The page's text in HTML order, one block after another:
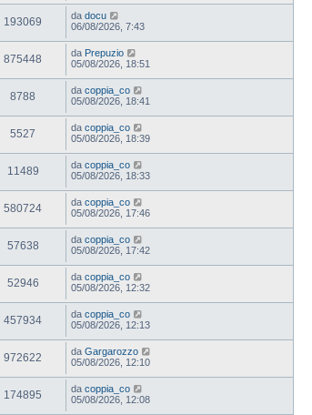
193069 da docu
06/08/2026, 7:43
875448 da Prepuzio
05/08/2026, 18:51
8788 da coppia_co
05/08/2026, 18:41
5527 da coppia_co
05/08/2026, 18:39
11489 da coppia_co
05/08/2026, 18:33
580724 da coppia_co
05/08/2026, 17:46
57638 da coppia_co
05/08/2026, 17:42
52946 da coppia_co
05/08/2026, 12:32
457934 da coppia_co
05/08/2026, 12:13
972622 da Gargarozzo
05/08/2026, 12:10
174895 da coppia_co
05/08/2026, 12:08